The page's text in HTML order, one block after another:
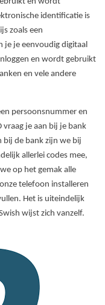
identificatie is
zoals een
je je eenvoudig digitaal
en wordt gebruikt
en vele andere
persoonsnummer en
vraag je aan bij je bank
bij de bank zijn we bij
allerlei codes mee,
op het gemak alle
telefoon installeren
Het is uiteindelijk
wijst zich vanzelf.